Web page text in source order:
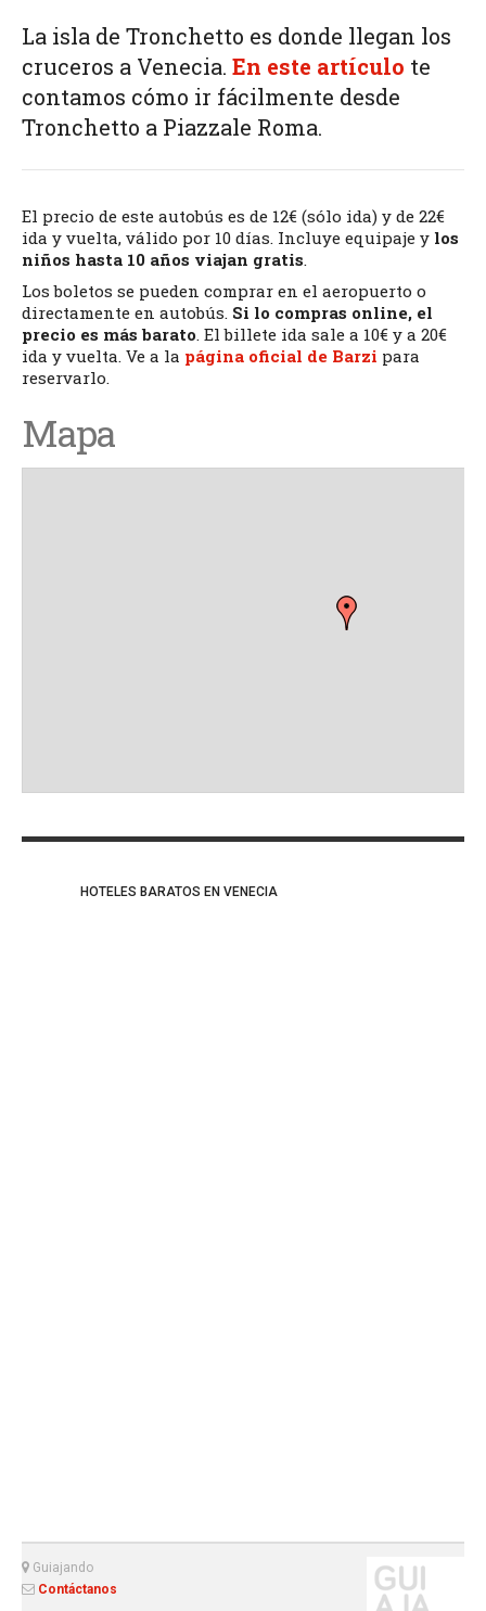
La isla de Tronchetto es donde llegan los
cruceros a Venecia. En este artículo te
contamos cómo ir fácilmente desde
Tronchetto a Piazzale Roma.
El precio de este autobús es de 12€ (sólo ida) y de 22€
ida y vuelta, válido por 10 días. Incluye equipaje y los
niños hasta 10 años viajan gratis.
Los boletos se pueden comprar en el aeropuerto o
directamente en autobús. Si lo compras online, el
precio es más barato. El billete ida sale a 10€ y a 20€
ida y vuelta. Ve a la página oficial de Barzi para
reservarlo.
Mapa
HOTELES BARATOS EN VENECIA
Guiajando
Contáctanos